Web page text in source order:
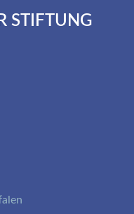
STIFTUNG